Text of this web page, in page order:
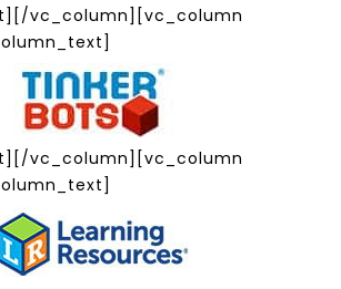
vc_column][vc_column
vc_column][vc_column